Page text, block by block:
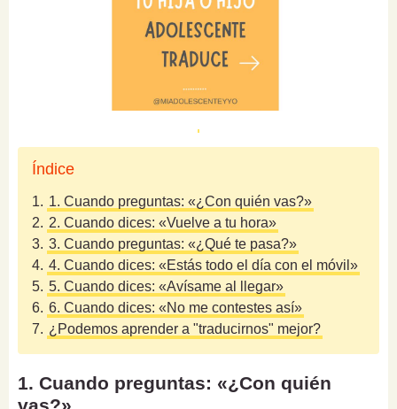
Índice
1. 1. Cuando preguntas: «¿Con quién vas?»
2. 2. Cuando dices: «Vuelve a tu hora»
3. 3. Cuando preguntas: «¿Qué te pasa?»
4. 4. Cuando dices: «Estás todo el día con el móvil»
5. 5. Cuando dices: «Avísame al llegar»
6. 6. Cuando dices: «No me contestes así»
7. ¿Podemos aprender a "traducirnos" mejor?
1. Cuando preguntas: «¿Con quién